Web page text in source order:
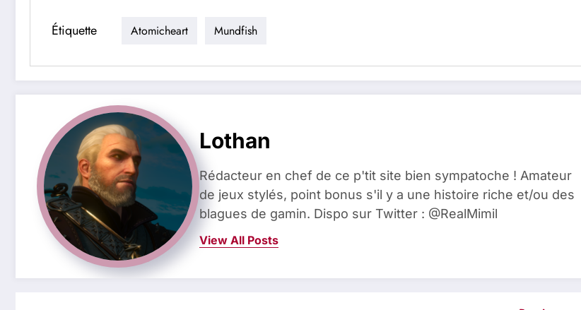
Étiquette Atomicheart Mundfish
Lothan
Rédacteur en chef de ce p'tit site bien sympatoche ! Amateur
de jeux stylés, point bonus s'il y a une histoire riche et/ou des
blagues de gamin. Dispo sur Twitter : @RealMimil
View All Posts